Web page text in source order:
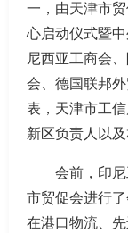
一，由天津市
心启动仪式暨
尼西亚工商会
会、德国联邦
表，天津市工
新区负责人以
会前，印
市贸促会进行
在港口物流、